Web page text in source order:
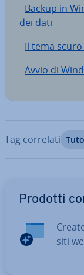
- Backup in
dei dati
- Il tema
-Avvio di
Tag correlati
Prodotti
siti